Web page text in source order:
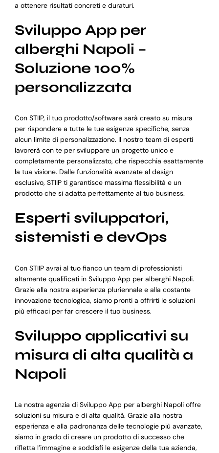
a ottenere risultati concreti e duraturi.
Sviluppo App per
alberghi Napoli –
Soluzione 100%
personalizzata
Con STIIP, il tuo prodotto/software sarà creato su misura
per rispondere a tutte le tue esigenze specifiche, senza
alcun limite di personalizzazione. Il nostro team di esperti
lavorerà con te per sviluppare un progetto unico e
completamente personalizzato, che rispecchia esattamente
la tua visione. Dalle funzionalità avanzate al design
esclusivo, STIIP ti garantisce massima flessibilità e un
prodotto che si adatta perfettamente al tuo business.
Esperti sviluppatori,
sistemisti e devOps
Con STIIP avrai al tuo fianco un team di professionisti
altamente qualificati in Sviluppo App per alberghi Napoli.
Grazie alla nostra esperienza pluriennale e alla costante
innovazione tecnologica, siamo pronti a offrirti le soluzioni
più efficaci per far crescere il tuo business.
Sviluppo applicativi su
misura di alta qualità a
Napoli
La nostra agenzia di Sviluppo App per alberghi Napoli offre
soluzioni su misura e di alta qualità. Grazie alla nostra
esperienza e alla padronanza delle tecnologie più avanzate,
siamo in grado di creare un prodotto di successo che
rifletta l’immagine e soddisfi le esigenze della tua azienda,